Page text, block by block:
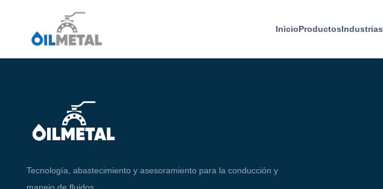
InicioProductosIndustrias
Tecnología, abastecimiento y asesoramiento para la conducción y